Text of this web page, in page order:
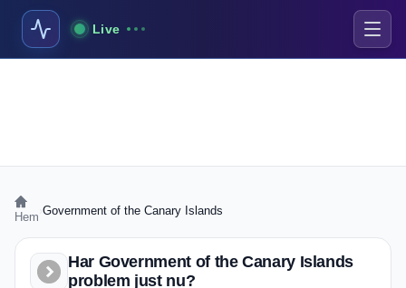
Live
Hem Government of the Canary Islands
Har Government of the Canary Islands
problem just nu?